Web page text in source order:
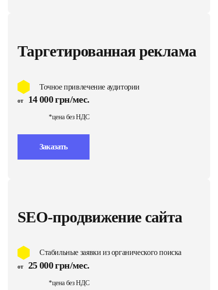
Таргетированная реклама
Точное привлечение аудитории
от 14 000 грн/мес.
*цена без НДС
Заказать
SEO-продвижение сайта
Стабильные заявки из органического поиска
от 25 000 грн/мес.
*цена без НДС